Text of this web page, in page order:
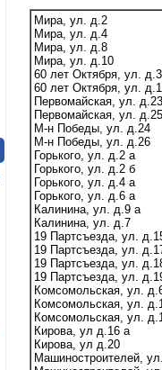
Мира, ул. д.2
Мира, ул. д.4
Мира, ул. д.8
Мира, ул. д.10
60 лет Октября, ул. д.3
60 лет Октября, ул.
Первомайская, ул. д.23
Первомайская, ул. д.25
М-н Победы, ул. д.24
М-н Победы, ул. д.26
Горького, ул. д.2 а
Горького, ул. д.2 б
Горького, ул. д.4 а
Горького, ул. д.6 а
Калинина, ул. д.9 а
Калинина, ул. д.7
19 Партсъезда, ул.
19 Партсъезда, ул.
19 Партсъезда, ул.
19 Партсъезда, ул.
Комсомольская, ул.
Комсомольская, ул.
Комсомольская, ул.
Кирова, ул д.16 а
Кирова, ул д.20
Машиностроителей,